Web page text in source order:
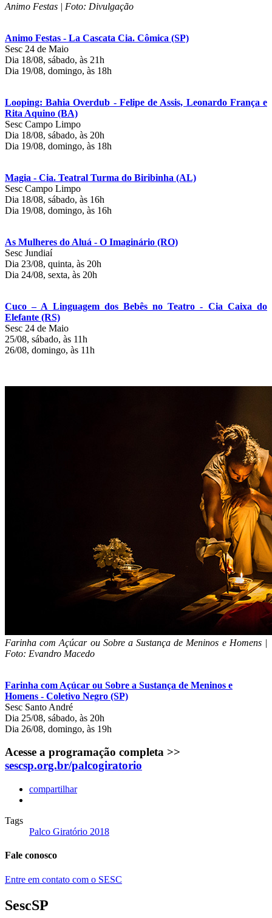
Animo Festas | Foto: Divulgação
Animo Festas - La Cascata Cia. Cômica (SP)
Sesc 24 de Maio
Dia 18/08, sábado, às 21h
Dia 19/08, domingo, às 18h
Looping: Bahia Overdub - Felipe de Assis, Leonardo França e
Rita Aquino (BA)
Sesc Campo Limpo
Dia 18/08, sábado, às 20h
Dia 19/08, domingo, às 18h
Magia - Cia. Teatral Turma do Biribinha (AL)
Sesc Campo Limpo
Dia 18/08, sábado, às 16h
Dia 19/08, domingo, às 16h
As Mulheres do Aluá - O Imaginário (RO)
Sesc Jundiaí
Dia 23/08, quinta, às 20h
Dia 24/08, sexta, às 20h
Cuco – A Linguagem dos Bebês no Teatro - Cia Caixa do
Elefante (RS)
Sesc 24 de Maio
25/08, sábado, às 11h
26/08, domingo, às 11h
Farinha com Açúcar ou Sobre a Sustança de Meninos e Homens |
Foto: Evandro Macedo
Farinha com Açúcar ou Sobre a Sustança de Meninos e
Homens - Coletivo Negro (SP)
Sesc Santo André
Dia 25/08, sábado, às 20h
Dia 26/08, domingo, às 19h
Acesse a programação completa >>
sescsp.org.br/palcogiratorio
compartilhar
Tags
Palco Giratório 2018
Fale conosco
Entre em contato com o SESC
SescSP